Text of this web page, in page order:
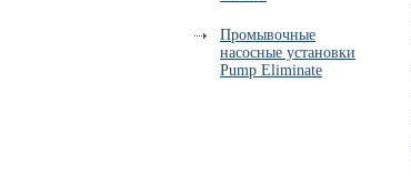
Промывочные
насосные установки
Pump Eliminate